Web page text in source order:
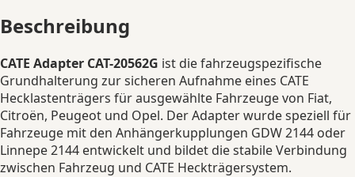
Movano
/
Peugeot
Boxer
Menge
Beschreibung
CATE Adapter CAT-20562G ist die fahrzeugspezifische
Grundhalterung zur sicheren Aufnahme eines CATE
Hecklastenträgers für ausgewählte Fahrzeuge von Fiat,
Citroën, Peugeot und Opel. Der Adapter wurde speziell für
Fahrzeuge mit den Anhängerkupplungen GDW 2144 oder
Linnepe 2144 entwickelt und bildet die stabile Verbindung
zwischen Fahrzeug und CATE Heckträgersystem.